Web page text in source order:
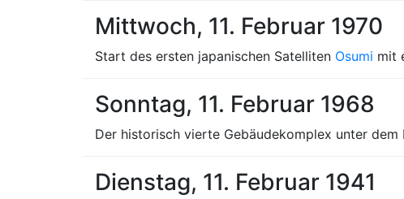
Mittwoch, 11. Februar 1970
Start des ersten japanischen Satelliten Osumi mit
Sonntag, 11. Februar 1968
Der historisch vierte Gebäudekomplex unter dem
Dienstag, 11. Februar 1941